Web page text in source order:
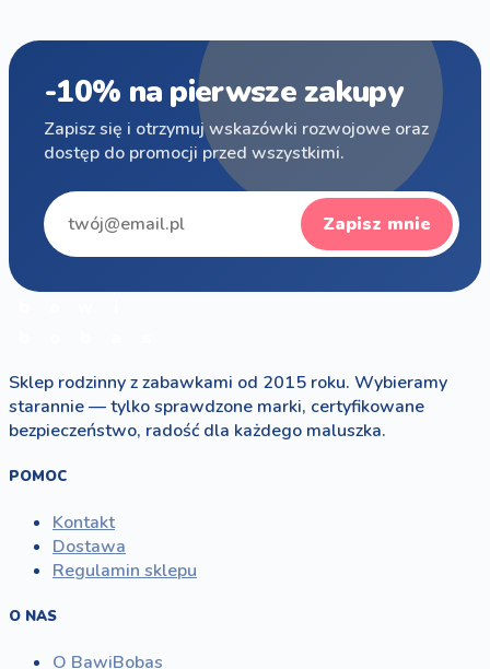
-10% na pierwsze zakupy
Zapisz się i otrzymuj wskazówki rozwojowe oraz
dostęp do promocji przed wszystkimi.
Zapisz mnie
Sklep rodzinny z zabawkami od 2015 roku. Wybieramy
starannie — tylko sprawdzone marki, certyfikowane
bezpieczeństwo, radość dla każdego maluszka.
POMOC
Kontakt
Dostawa
Regulamin sklepu
O NAS
O BawiBobas